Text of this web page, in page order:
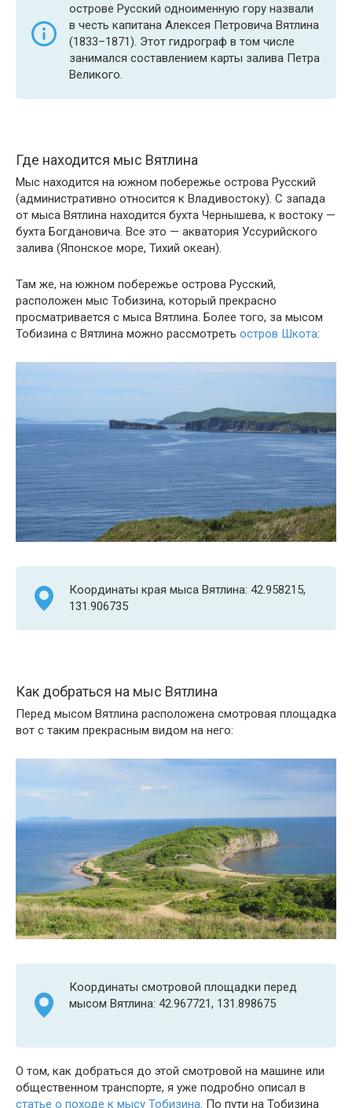
острове Русский одноименную гору назвали
в честь капитана Алексея Петровича Вятлина
(1833–1871). Этот гидрограф в том числе
занимался составлением карты залива Петра
Великого.
Где находится мыс Вятлина
Мыс находится на южном побережье острова Русский
(административно относится к Владивостоку). С запада
от мыса Вятлина находится бухта Чернышева, к востоку —
бухта Богдановича. Все это — акватория Уссурийского
залива (Японское море, Тихий океан).
Там же, на южном побережье острова Русский,
расположен мыс Тобизина, который прекрасно
просматривается с мыса Вятлина. Более того, за мысом
Тобизина с Вятлина можно рассмотреть остров Шкота:
Координаты края мыса Вятлина: 42.958215,
131.906735
Как добраться на мыс Вятлина
Перед мысом Вятлина расположена смотровая площадка
вот с таким прекрасным видом на него:
Координаты смотровой площадки перед
мысом Вятлина: 42.967721, 131.898675
О том, как добраться до этой смотровой на машине или
общественном транспорте, я уже подробно описал в
статье о походе к мысу Тобизина. По пути на Тобизина